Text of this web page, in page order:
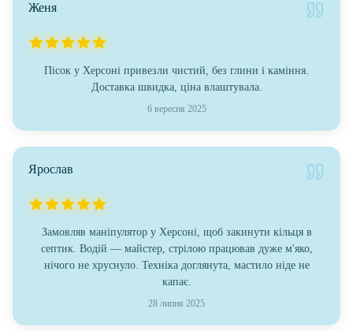
Женя
Пісок у Херсоні привезли чистий, без глини і каміння.
Доставка швидка, ціна влаштувала.
6 вересня 2025
Ярослав
Замовляв маніпулятор у Херсоні, щоб закинути кільця в
септик. Водій — майстер, стрілою працював дуже м'яко,
нічого не хруснуло. Техніка доглянута, мастило ніде не
капає.
28 липня 2025